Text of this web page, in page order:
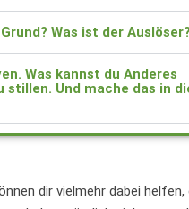
Was ist der Auslöser?
Was kannst du Anderes
Und mache das in
dir vielmehr dabei helfen,